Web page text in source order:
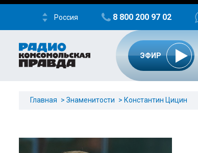
Россия 8 800 200 97 02
ЭФИР
Главная Знаменитости Константин Цицин